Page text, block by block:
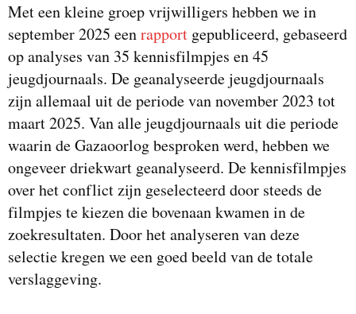
Met een kleine groep vrijwilligers hebben we in
september 2025 eenrapport gepubliceerd, gebaseerd
op analyses van 35 kennisfilmpjes en 45
jeugdjournaals. De geanalyseerde jeugdjournaals
zijn allemaal uit de periode van november 2023 tot
maart 2025. Van alle jeugdjournaals uit die periode
waarin de Gazaoorlog besproken werd, hebben we
ongeveer driekwart geanalyseerd. De kennisfilmpjes
over het conflict zijn geselecteerd door steeds de
filmpjes te kiezen die bovenaan kwamen in de
zoekresultaten. Door het analyseren van deze
selectie kregen we een goed beeld van de totale
verslaggeving.